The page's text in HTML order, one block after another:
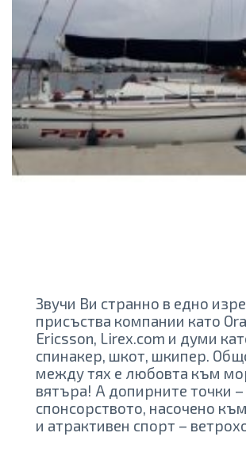
Звучи Ви странно в едно
присъства компании като
Ericsson, Lirex.com и думи
спинакер, шкот, шкипер.
между тях е любовта към
вятъра! А допирните точки –
спонсорството, насочено
и атрактивен спорт –